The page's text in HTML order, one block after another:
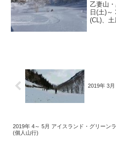
乙妻山
日(土)～
(CL)、土
ている
2019年 3
2019年 4～ 5月 アイスランド・グリーン
(個人山行)